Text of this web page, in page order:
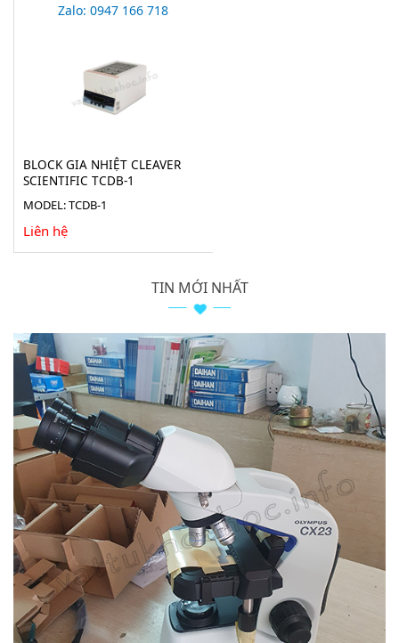
Zalo: 0947 166 718
BLOCK GIA NHIỆT CLEAVER
SCIENTIFIC TCDB-1
MODEL: TCDB-1
Liên hệ
TIN MỚI NHẤT